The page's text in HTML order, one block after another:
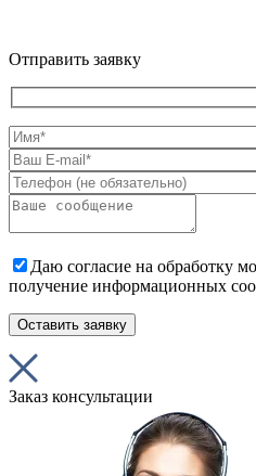
Отправить заявку
Даю согласие на обработку
получение информационных
Заказ консультации